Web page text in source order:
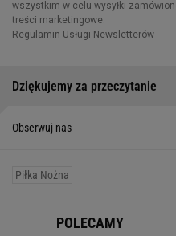
Dziękujemy za przeczytanie
Obserwuj nas
Piłka Nożna
POLECAMY